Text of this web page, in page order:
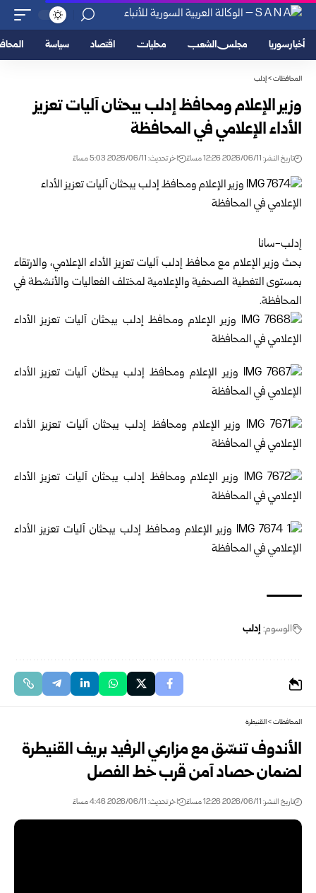
أخبار سوريا مجلس الشعب محليات اقتصاد سياسة
المحافظات>إدلب
وزير الإعلام ومحافظ إدلب يبحثان آليات تعزيز
الأداء الإعلامي في المحافظة
تاريخ النشر: 2026/06/11 12:26 مساءً اخر تحديث: 2026/06/11 5:03 مساءً
إدلب-سانا
بحث وزير الإعلام مع محافظ إدلب آليات تعزيز الأداء الإعلامي، والارتقاء
بمستوى التغطية الصحفية والإعلامية لمختلف الفعاليات والأنشطة في
المحافظة.
الوسوم: إدلب
المحافظات>القنيطرة
الأندوف تنسّق مع مزارعي الرفيد بريف القنيطرة
لضمان حصاد آمن قرب خط الفصل
تاريخ النشر: 2026/06/11 12:26 مساءً اخر تحديث: 2026/06/11 4:46 مساءً